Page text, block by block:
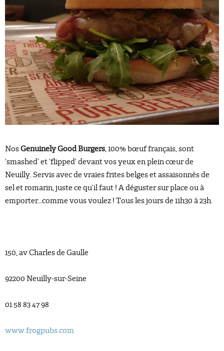
NosGenuinely Good Burgers, 100% bœuf français, sont
‘smashed’ et ‘flipped’ devant vos yeux en plein cœur de
Neuilly. Servis avec de vraies frites belges et assaisonnés de
sel et romarin, juste ce qu’il faut ! A déguster sur place ou à
emporter…comme vous voulez ! Tous les jours de 11h30 à 23h.
150, av Charles de Gaulle
92200 Neuilly-sur-Seine
01 58 83 47 98
www.frogpubs.com